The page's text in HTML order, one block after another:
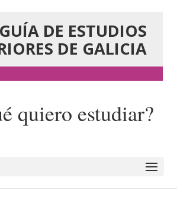
GUÍA DE ESTUDIOS
DE GALICIA
quiero estudiar?